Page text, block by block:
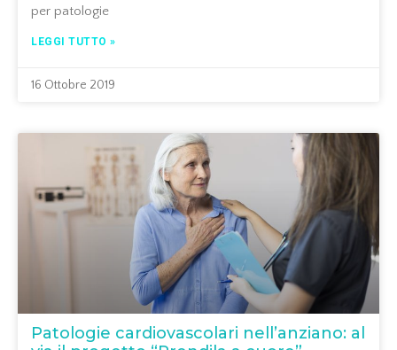
per patologie
LEGGI TUTTO »
16 Ottobre 2019
Patologie cardiovascolari nell’anziano: al